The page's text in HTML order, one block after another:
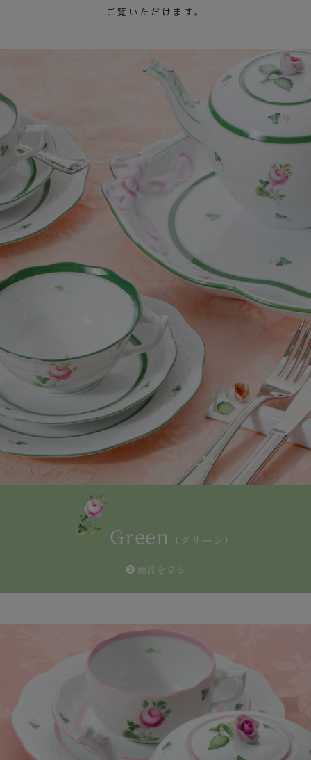
ご覧いただけます。
Green （グリーン）
商品を見る